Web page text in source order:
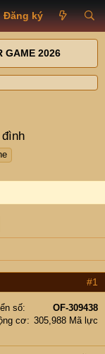
Đăng ký
GAME 2026
#1
số
OF-309438
cơ
305,988 Mã lực